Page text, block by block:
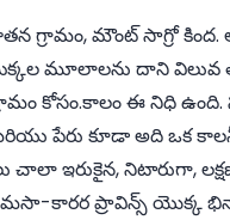
గ్రామం, మౌంట్ సాగ్రో కింద.
మూలాలను దాని విలువ
కోసం.కాలం ఈ నిధి
పేరు కూడా అది ఒక
చాలా ఇరుకైన, నిటారుగా,
మసా-కారర ప్రావిన్స్ యొక్క